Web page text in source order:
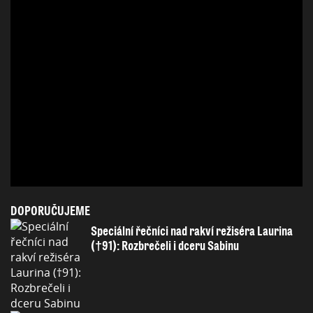
DOPORUČUJEME
Speciální řečníci nad rakví režiséra Laurina
(†91): Rozbrečeli i dceru Sabinu